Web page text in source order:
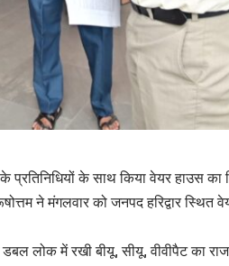
प्रतिनिधियों के साथ किया वेयर हाउस का
ने मंगलवार को जनपद हरिद्वार
डबल लोक में रखी बीयू, सीयू, वीवीपैट का